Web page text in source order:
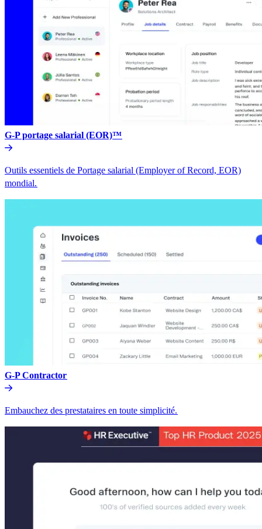
G-P portage salarial (EOR)™​​
Outils essentiels de Portage salarial (Employer of Record, EOR)
mondial.​​
G-P Contractor​​
Embauchez des prestataires en toute simplicité.​​